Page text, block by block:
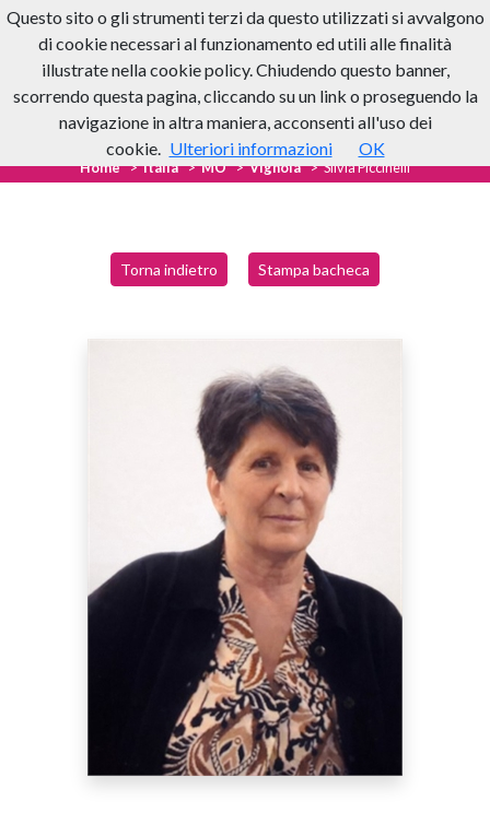
Home Italia MO Vignola Silvia Piccinelli
Torna indietro Stampa bacheca
Questo sito o gli strumenti terzi da questo utilizzati si avvalgono
di cookie necessari al funzionamento ed utili alle finalità
illustrate nella cookie policy. Chiudendo questo banner,
scorrendo questa pagina, cliccando su un link o proseguendo la
navigazione in altra maniera, acconsenti all'uso dei
cookie. Ulteriori informazioni OK